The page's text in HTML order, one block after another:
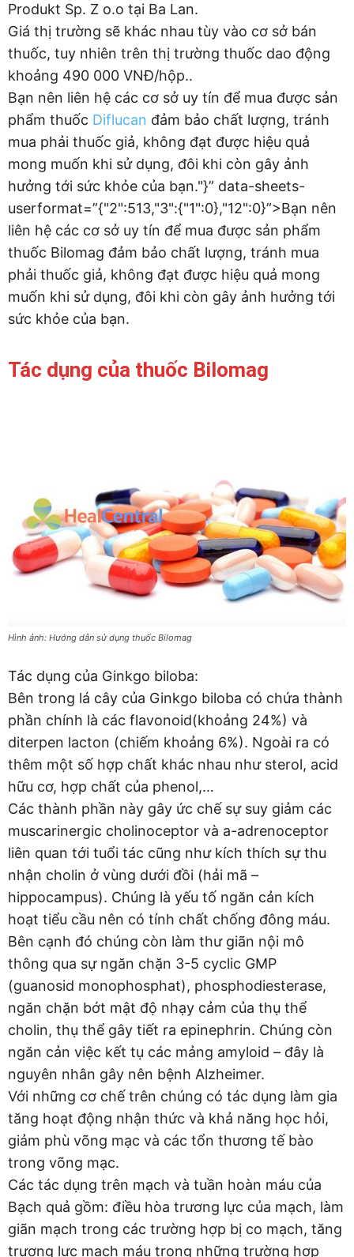
Produkt Sp. Z o.o tại Ba Lan.
Giá thị trường sẽ khác nhau tùy vào cơ sở bán
thuốc, tuy nhiên trên thị trường thuốc dao động
khoảng 490 000 VNĐ/hộp..
Bạn nên liên hệ các cơ sở uy tín để mua được sản
phẩm thuốc Diflucan đảm bảo chất lượng, tránh
mua phải thuốc giả, không đạt được hiệu quả
mong muốn khi sử dụng, đôi khi còn gây ảnh
hưởng tới sức khỏe của bạn."}” data-sheets-
userformat=”{"2":513,"3":{"1":0},"12":0}”>Bạn nên
liên hệ các cơ sở uy tín để mua được sản phẩm
thuốc Bilomag đảm bảo chất lượng, tránh mua
phải thuốc giả, không đạt được hiệu quả mong
muốn khi sử dụng, đôi khi còn gây ảnh hưởng tới
sức khỏe của bạn.
Tác dụng của thuốc Bilomag
Hình ảnh: Hướng dẫn sử dụng thuốc Bilomag
Tác dụng của Ginkgo biloba:
Bên trong lá cây của Ginkgo biloba có chứa thành
phần chính là các flavonoid(khoảng 24%) và
diterpen lacton (chiếm khoảng 6%). Ngoài ra có
thêm một số hợp chất khác nhau như sterol, acid
hữu cơ, hợp chất của phenol,…
Các thành phần này gây ức chế sự suy giảm các
muscarinergic cholinoceptor và a-adrenoceptor
liên quan tới tuổi tác cũng như kích thích sự thu
nhận cholin ở vùng dưới đồi (hải mã –
hippocampus). Chúng là yếu tố ngăn cản kích
hoạt tiểu cầu nên có tính chất chống đông máu.
Bên cạnh đó chúng còn làm thư giãn nội mô
thông qua sự ngăn chặn 3-5 cyclic GMP
(guanosid monophosphat), phosphodiesterase,
ngăn chặn bớt mật độ nhạy cảm của thụ thể
cholin, thụ thể gây tiết ra epinephrin. Chúng còn
ngăn cản việc kết tụ các mảng amyloid – đây là
nguyên nhân gây nên bệnh Alzheimer.
Với những cơ chế trên chúng có tác dụng làm gia
tăng hoạt động nhận thức và khả năng học hỏi,
giảm phù võng mạc và các tổn thương tế bào
trong võng mạc.
Các tác dụng trên mạch và tuần hoàn máu của
Bạch quả gồm: điều hòa trương lực của mạch, làm
giãn mạch trong các trường hợp bị co mạch, tăng
trương lực mạch máu trong những trường hợp